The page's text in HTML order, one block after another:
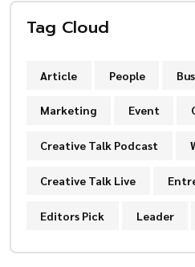
Tag Cloud
Article People
Marketing Event
Creative Talk Podcast
Creative Talk Live
Editors Pick Leader